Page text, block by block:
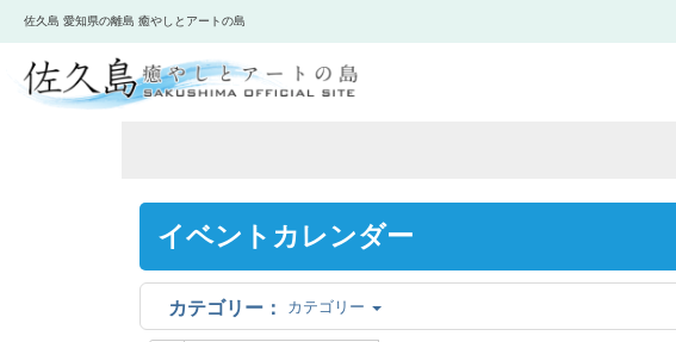
佐久島 愛知県の離島 癒やしとアートの島
イベントカレンダー
カテゴリー